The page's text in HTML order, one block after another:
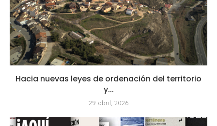
Hacia nuevas leyes de ordenación del territorio
y...
29 abril, 2026